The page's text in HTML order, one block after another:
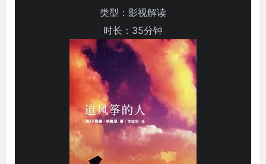
类型：影视解读
时长：35分钟